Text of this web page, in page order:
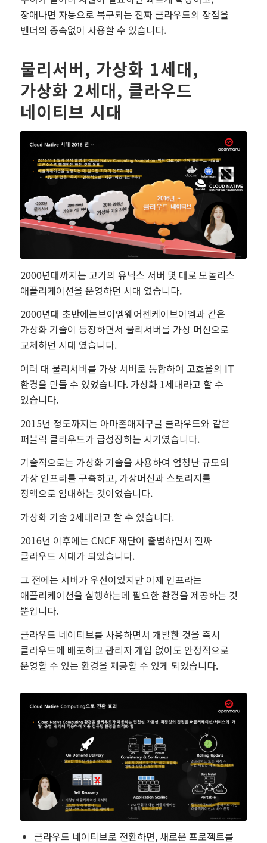
장애나면 자동으로 복구되는 진짜 클라우드의 장점을
벤더의 종속없이 사용할 수 있습니다.
물리서버, 가상화 1세대,
가상화 2세대, 클라우드
네이티브 시대
2000년대까지는 고가의 유닉스 서버 몇 대로 모놀리스
애플리케이션을 운영하던 시대 였습니다.
2000년대 초반에는브이엠웨어젠케이브이엠과 같은
가상화 기술이 등장하면서 물리서버를 가상 머신으로
교체하던 시대 였습니다.
여러 대 물리서버를 가상 서버로 통합하여 고효율의 IT
환경을 만들 수 있었습니다. 가상화 1세대라고 할 수
있습니다.
2015년 정도까지는 아마존애저구글 클라우드와 같은
퍼블릭 클라우드가 급성장하는 시기였습니다.
기술적으로는 가상화 기술을 사용하여 엄청난 규모의
가상 인프라를 구축하고, 가상머신과 스토리지를
정액으로 임대하는 것이었습니다.
가상화 기술 2세대라고 할 수 있습니다.
2016년 이후에는 CNCF 재단이 출범하면서 진짜
클라우드 시대가 되었습니다.
그 전에는 서버가 우선이었지만 이제 인프라는
애플리케이션을 실행하는데 필요한 환경을 제공하는 것
뿐입니다.
클라우드 네이티브를 사용하면서 개발한 것을 즉시
클라우드에 배포하고 관리자 개입 없이도 안정적으로
운영할 수 있는 환경을 제공할 수 있게 되었습니다.
클라우드 네이티브로 전환하면, 새로운 프로젝트를